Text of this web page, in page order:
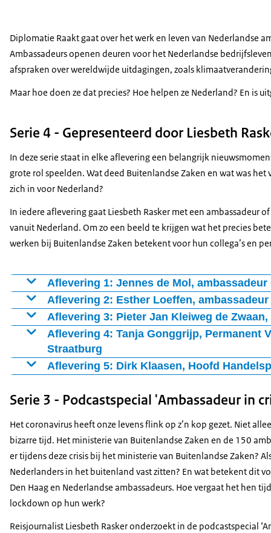
Diplomatie Raakt gaat over het werk en leven van Nederlandse
Ambassadeurs openen deuren voor het Nederlandse
afspraken over wereldwijde uitdagingen, zoals
Maar hoe doen ze dat precies? Hoe helpen ze Nederland? En is
Serie 4 - Gepresenteerd door Liesbeth
In deze serie staat in elke aflevering een belangrijk
grote rol speelden. Wat deed Buitenlandse Zaken en wat was
zich in voor Nederland?
In iedere aflevering gaat Liesbeth Rasker met een
vanuit Nederland. Om zo een beeld te krijgen wat het precies
werken bij Buitenlandse Zaken betekent voor hun collega’s en
Aflevering 1: Jennes de Mol,
Jennes de Mol is ambassadeur in Oekraïne, een land
ambassadeur te werken in een land in oorlog? Wat doe
doet zo’n heftige tijd met een ambassadeur en de
Aflevering 2: Esther Loeffen,
Esther Loeffen is sinds 2021 ambassadeur in Burkina
gepleegd. Hoe is het om ambassadeur te zijn in een
Nederlanders niet weten wat er gaande is?
Aflevering 3: Pieter Jan Kleiweg de
Pieter Jan Kleiweg de Zwaan is ambassadeur in België.
plaatsvonden in juli 2021 in Zuid-Limburg, Wallonië en
ambassadeur te zijn in een buurland van Nederland?
Aflevering 4: Tanja Gonggrijp, Permanent
Straatburg
Tanja Gonggrijp is sinds augustus 2022 Permanent
politiek en economisch heel onrustig was. Met veel
kun je als ambassadeur nog het verschil maken? En hoe
Aflevering 5: Dirk Klaasen, Hoofd
handelsverdragen. Zo werkte hij aan het handelsverdrag
Nederland en Nederlanders?
Serie 3 - Podcastspecial 'Ambassadeur in
Het coronavirus heeft onze levens flink op z’n kop gezet. Niet
bizarre tijd. Het ministerie van Buitenlandse Zaken en de 150
er tijdens deze crisis bij het ministerie van Buitenlandse Zaken?
Nederlanders in het buitenland vast zitten? En wat betekent dit
Den Haag en Nederlandse ambassadeurs. Hoe vergaat het hen
lockdown op hun werk?
Reisjournalist Liesbeth Rasker onderzoekt in de podcastspecial